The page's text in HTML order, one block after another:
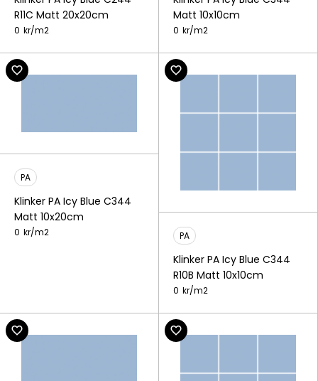
R11C Matt 20x20cm
0 kr/m2
Matt 10x10cm
0 kr/m2
PA
Klinker PA Icy Blue C344
Matt 10x20cm
0 kr/m2 PA
Klinker PA Icy Blue C344
R10B Matt 10x10cm
0 kr/m2